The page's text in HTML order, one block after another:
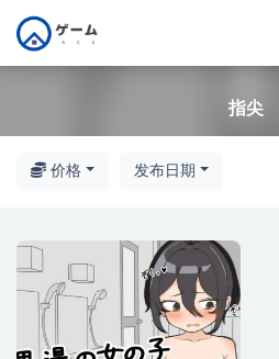
指尖
价格 发布日期